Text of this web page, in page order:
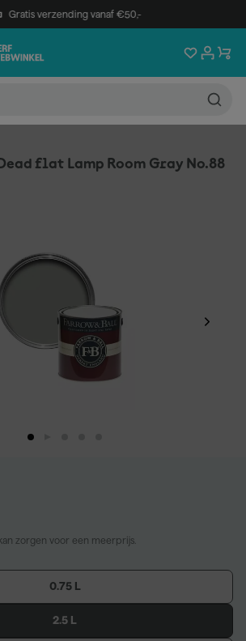
Gratis verzending vanaf €50,-
flat Lamp Room Gray No.88
zorgen voor een meerprijs.
0.75 L
2.5 L